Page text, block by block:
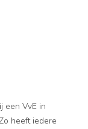
een VvE in
heeft iedere